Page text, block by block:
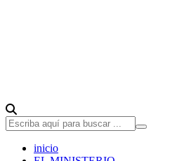
inicio